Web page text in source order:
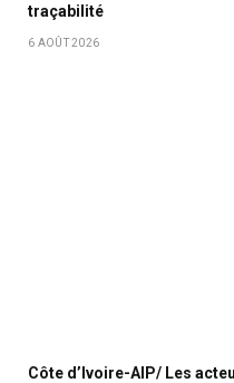
traçabilité
6 AOÛT 2026
Côte d’Ivoire-AIP/ Les